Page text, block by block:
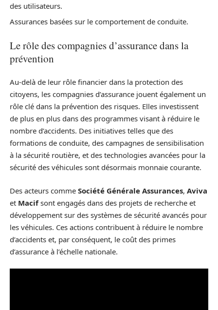
des utilisateurs.
Assurances basées sur le comportement de conduite.
Le rôle des compagnies d’assurance dans la
prévention
Au-delà de leur rôle financier dans la protection des
citoyens, les compagnies d’assurance jouent également un
rôle clé dans la prévention des risques. Elles investissent
de plus en plus dans des programmes visant à réduire le
nombre d’accidents. Des initiatives telles que des
formations de conduite, des campagnes de sensibilisation
à la sécurité routière, et des technologies avancées pour la
sécurité des véhicules sont désormais monnaie courante.
Des acteurs comme Société Générale Assurances, Aviva
et Macifsont engagés dans des projets de recherche et
développement sur des systèmes de sécurité avancés pour
les véhicules. Ces actions contribuent à réduire le nombre
d’accidents et, par conséquent, le coût des primes
d’assurance à l’échelle nationale.